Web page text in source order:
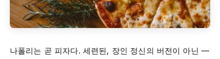
나폴리는 곧 피자다. 세련된, 장인 정신의 버전이 아닌 —